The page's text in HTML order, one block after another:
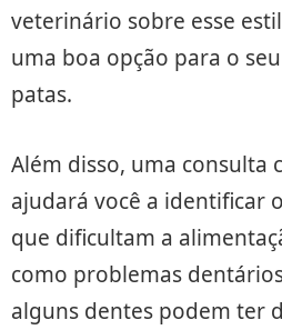
veterinário sobre esse
uma boa opção para o
patas.
Além disso, uma consulta
ajudará você a identificar
que dificultam a
como problemas
alguns dentes podem ter